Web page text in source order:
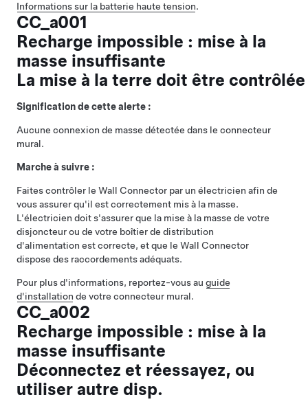
Informations sur la batterie haute tension.
CC_a001
Recharge impossible : mise à la
masse insuffisante
La mise à la terre doit être contrôlée
Signification de cette alerte :
Aucune connexion de masse détectée dans le connecteur
mural.
Marche à suivre :
Faites contrôler le Wall Connector par un électricien afin de
vous assurer qu'il est correctement mis à la masse.
L'électricien doit s'assurer que la mise à la masse de votre
disjoncteur ou de votre boîtier de distribution
d'alimentation est correcte, et que le Wall Connector
dispose des raccordements adéquats.
Pour plus d'informations, reportez-vous au guide
d'installation de votre connecteur mural.
CC_a002
Recharge impossible : mise à la
masse insuffisante
Déconnectez et réessayez, ou
utiliser autre disp.